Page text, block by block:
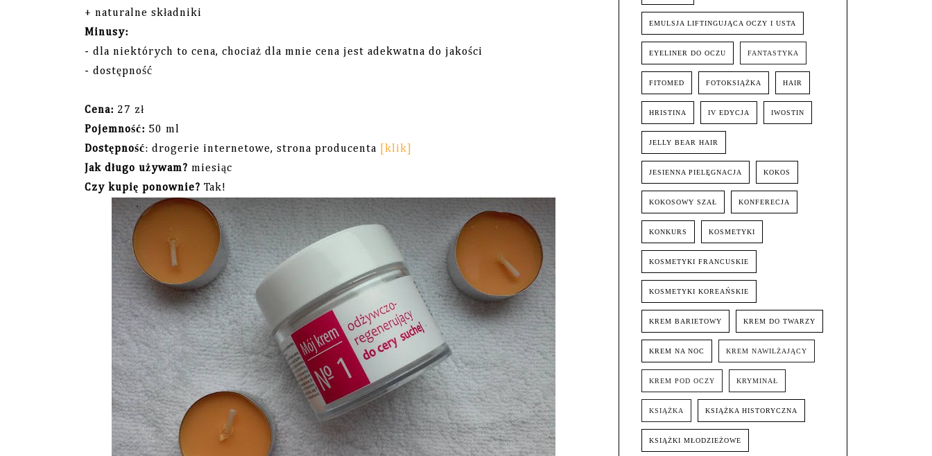
+ naturalne składniki
Minusy:
- dla niektórych to cena, chociaż dla mnie cena jest adekwatna do jakości
- dostępność
Cena: 27 zł
Pojemność: 50 ml
Dostępność: drogerie internetowe, strona producenta
[klik]
Jak długo używam? miesiąc
Czy kupię ponownie? Tak!
EMULSJA LIFTINGUJĄCA OCZY I USTA
EYELINER DO OCZU FANTASTYKA
FITOMED FOTOKSIĄŻKA HAIR
HRISTINA IV EDYCJA IWOSTIN
JELLY BEAR HAIR
JESIENNA PIELĘGNACJA KOKOS
KOKOSOWY SZAŁ KONFERECJA
KONKURS KOSMETYKI
KOSMETYKI FRANCUSKIE
KOSMETYKI KOREAŃSKIE
KREM BARIETOWY KREM DO TWARZY
KREM NA NOC KREM NAWILŻAJĄCY
KREM POD OCZY KRYMINAŁ
KSIĄŻKA KSIĄŻKA HISTORYCZNA
KSIĄŻKI MŁODZIEŻOWE